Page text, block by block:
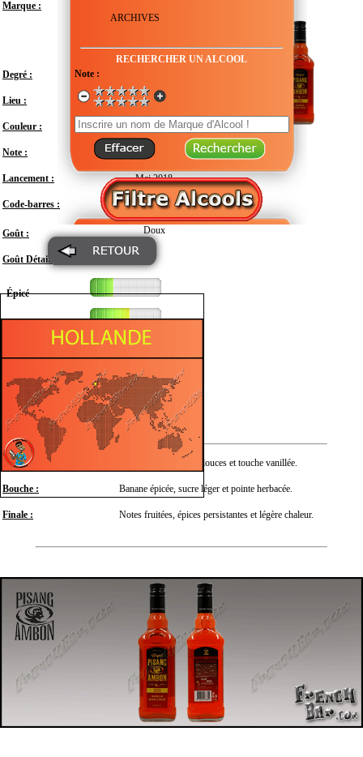
ARCHIVES
RECHERCHER UN ALCOOL
Note :
Marque :
Degré :
Lieu : Pays-Bas - Hollande
Couleur :
Note : En attente de test
Lancement : Mai 2018
Code-barres : 8716000968821
Goût : Doux
Goût Détail :
Épicé
Fruité
Sucré
Végétal
Nez : Banane mûre, épices douces et touche vanillée.
Bouche : Banane épicée, sucre léger et pointe herbacée.
Finale : Notes fruitées, épices persistantes et légère chaleur.